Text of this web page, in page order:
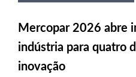
Mercopar 2026 abre
indústria para quatro
inovação